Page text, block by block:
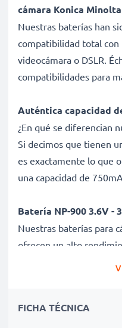
cámara Konica Minolta
Nuestras baterías han
compatibilidad total con
videocámara o DSLR.
compatibilidades para
Auténtica capacidad
¿En qué se diferencian
Si decimos que tienen
es exactamente lo que
una capacidad de
Batería NP-900 3.6V -
Nuestras baterías para
ofrecen un alto
gran número de ciclos
FICHA TÉCNICA